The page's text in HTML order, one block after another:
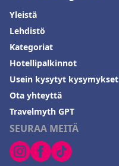
SEURAA MEITÄ
Yleistä
Lehdistö
Kategoriat
Hotellipalkinnot
Usein kysytyt kysymykset
Ota yhteyttä
Travelmyth GPT